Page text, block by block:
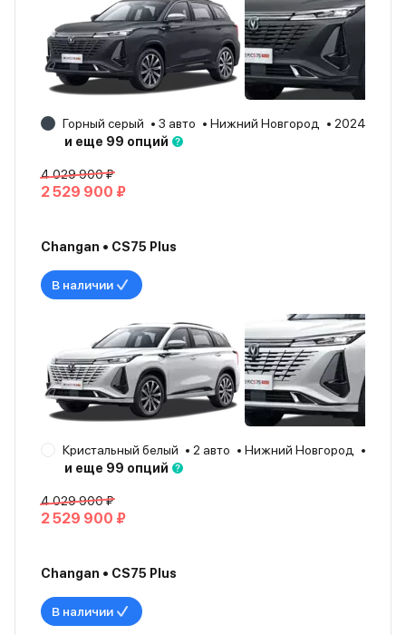
Горный серый 3 авто Нижний Новгород
2024
и еще 99 опций
4 029 900 ₽
2 529 900 ₽
Changan • CS75 Plus
В наличии
Кристальный белый 2 авто Нижний Новгород
и еще 99 опций
4 029 900 ₽
2 529 900 ₽
Changan • CS75 Plus
В наличии